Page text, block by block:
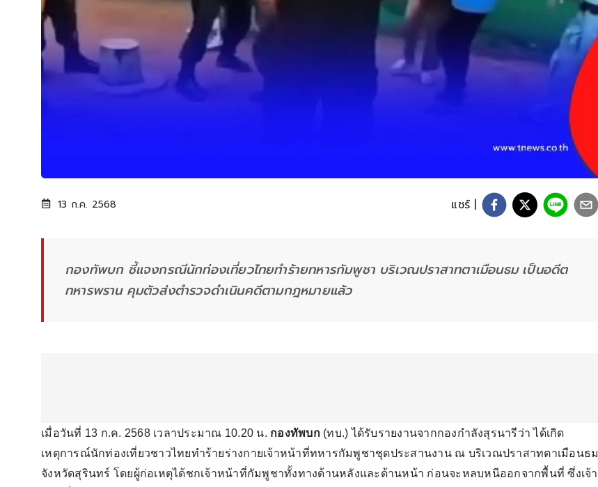
13 ก.ค. 2568 แชร์ |
กองทัพบก ชี้แจงกรณีนักท่องเที่ยวไทยทำร้ายทหารกัมพูชา บริเวณปราสาทตาเมือนธม เป็นอดีต
ทหารพราน คุมตัวส่งตำรวจดำเนินคดีตามกฎหมายแล้ว
เมื่อวันที่ 13 ก.ค. 2568 เวลาประมาณ 10.20 น. กองทัพบก(ทบ.) ได้รับรายงานจากกองกำลังสุรนารีว่า ได้เกิด
เหตุการณ์นักท่องเที่ยวชาวไทยทำร้ายร่างกายเจ้าหน้าที่ทหารกัมพูชาชุดประสานงาน ณ บริเวณปราสาทตาเมือนธม
จังหวัดสุรินทร์ โดยผู้ก่อเหตุได้ชกเจ้าหน้าที่กัมพูชาทั้งทางด้านหลังและด้านหน้า ก่อนจะหลบหนีออกจากพื้นที่ ซึ่งเจ้า